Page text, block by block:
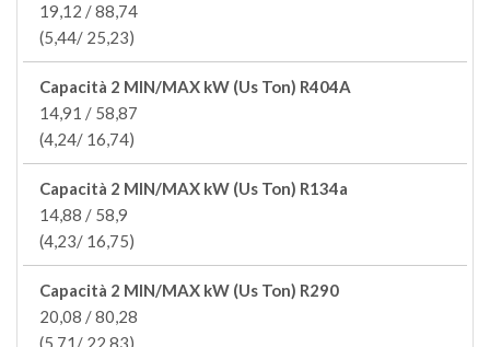
19,12 / 88,74
(5,44/ 25,23)
Capacità 2 MIN/MAX kW (Us Ton) R404A
14,91 / 58,87
(4,24/ 16,74)
Capacità 2 MIN/MAX kW (Us Ton) R134a
14,88 / 58,9
(4,23/ 16,75)
Capacità 2 MIN/MAX kW (Us Ton) R290
20,08 / 80,28
(5,71/ 22,83)